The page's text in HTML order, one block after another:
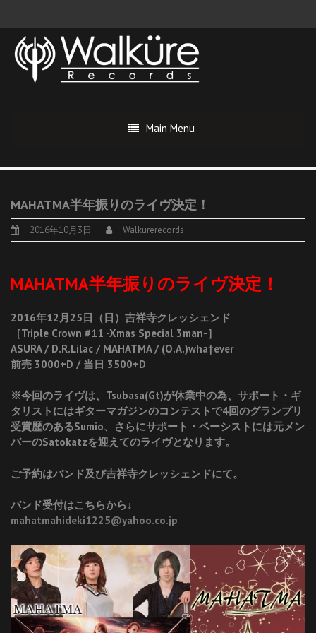
Main Menu
MAHATMA半年振りのライヴ決定！
2016年10月3日 Walkurerecords
MAHATMA半年振りのライヴ決定！
2016年12月25日（日）吉祥寺クレッシェンド
［Triple Crown #11 -Xmas Special 3man-］
ASURA / D.R.Lilac / MAHATMA / (O.A.)wha†ever
前売 3000+D / 当日 3500+D
※今回のライヴは、Tsubasa(Gt)が休業中の為、サポート・ギ
タリストにはギターマガジンのコンテストで4回のグランプリ
受賞歴のあるSumio、さらにサポート・ベーシストには元メン
バーのSatokatzを迎えてのライヴとなります。
ご予約はバンド及び吉祥寺クレッシェンドにて。
バンド受付はこちらから↓
mahatmahideki1225@yahoo.co.jp